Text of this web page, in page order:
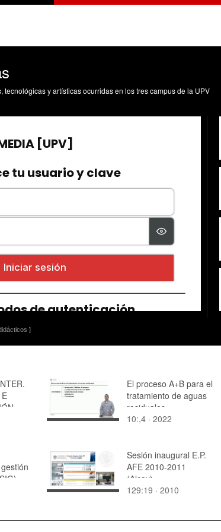
y artísticas ocurridas en los tres campus de la UPV
]
Y
El proceso A+B para el
tratamiento de aguas
residuales
10:,4 · 2022
Sesión inaugural E.P.
AFE 2010-2011
(Alcoy)
129:19 · 2010